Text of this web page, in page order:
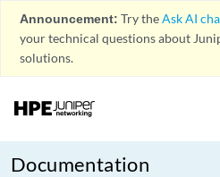
Announcement: Try theAsk AI
your technical questions about
solutions.
Documentation